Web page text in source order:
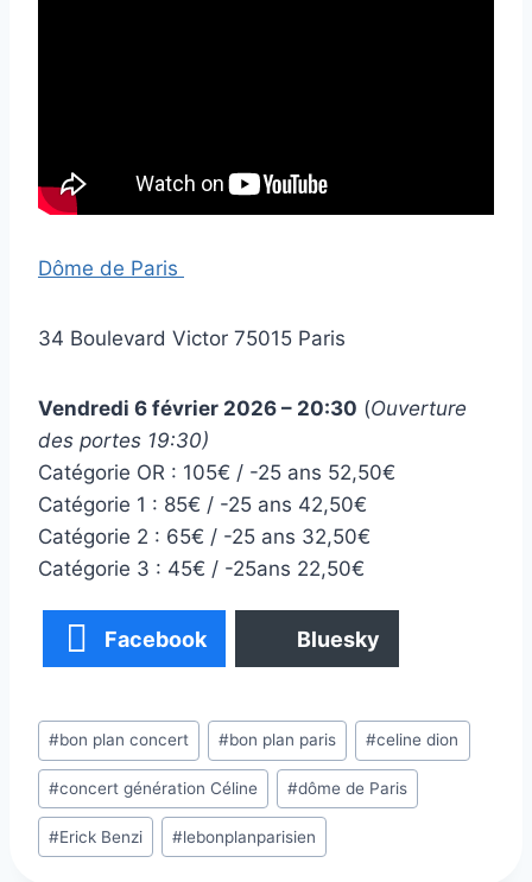
Dôme de Paris
34 Boulevard Victor 75015 Paris
Vendredi 6 février 2026 – 20:30 (Ouverture
des portes 19:30)
Catégorie OR : 105€ / -25 ans 52,50€
Catégorie 1 : 85€ / -25 ans 42,50€
Catégorie 2 : 65€ / -25 ans 32,50€
Catégorie 3 : 45€ / -25ans 22,50€
Facebook Bluesky
Étiquettes
de
la
publication :
#bon plan concert #bon plan paris #celine dion
#concert génération Céline #dôme de Paris
#Erick Benzi #lebonplanparisien